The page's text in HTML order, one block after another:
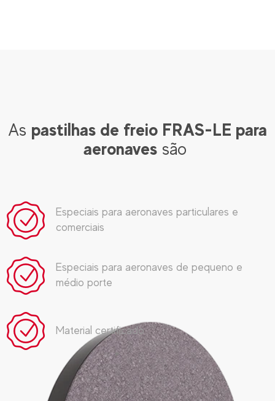
As pastilhas de freio FRAS-LE para
aeronaves são
Especiais para aeronaves particulares e
comerciais
Especiais para aeronaves de pequeno e
médio porte
Material certificado